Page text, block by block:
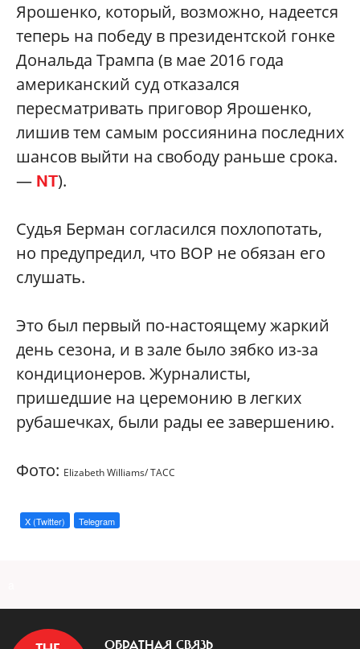
Ярошенко, который, возможно, надеется
теперь на победу в президентской гонке
Дональда Трампа (в мае 2016 года
американский суд отказался
пересматривать приговор Ярошенко,
лишив тем самым россиянина последних
шанcов выйти на свободу раньше срока.
— NT).
Судья Берман согласился похлопотать,
но предупредил, что ВОР не обязан его
слушать.
Это был первый по-настоящему жаркий
день сезона, и в зале было зябко из-за
кондиционеров. Журналисты,
пришедшие на церемонию в легких
рубашечках, были рады ее завершению.
Фото: Elizabeth Williams/ ТАСС
X (Twitter) Telegram
ОБРАТНАЯ СВЯЗЬ